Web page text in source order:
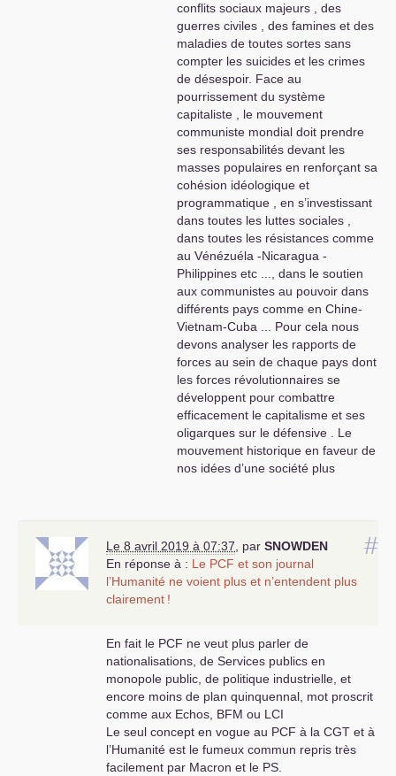
conflits sociaux majeurs , des
guerres civiles , des famines et des
maladies de toutes sortes sans
compter les suicides et les crimes
de désespoir. Face au
pourrissement du système
capitaliste , le mouvement
communiste mondial doit prendre
ses responsabilités devant les
masses populaires en renforçant sa
cohésion idéologique et
programmatique , en s’investissant
dans toutes les luttes sociales ,
dans toutes les résistances comme
au Vénézuéla -Nicaragua -
Philippines etc ..., dans le soutien
aux communistes au pouvoir dans
différents pays comme en Chine-
Vietnam-Cuba ... Pour cela nous
devons analyser les rapports de
forces au sein de chaque pays dont
les forces révolutionnaires se
développent pour combattre
efficacement le capitalisme et ses
oligarques sur le défensive . Le
mouvement historique en faveur de
nos idées d’une société plus
corrompus et violents . Le militant
communiste est l’apôtre
d’aujourd’hui et il doit en être fier
alors que le bourgeois se ratatine
soyons optimiste pour les nouvelles
générations qui se « bougent
travers le climat , les gilets jaunes ,
les conflits sanglants du Moyen-
Orient et de l’Afrique , de l’Algérie et
même aux Etats-Unis face au
Fasciste twittérisé Trump ....
#
Le 8 avril 2019 à 07:37, par SNOWDEN
En réponse à : Le PCF et son journal
l’Humanité ne voient plus et n’entendent plus
clairement !
En fait le PCF ne veut plus parler de
nationalisations, de Services publics en
monopole public, de politique industrielle, et
encore moins de plan quinquennal, mot proscrit
comme aux Echos, BFM ou LCI
Le seul concept en vogue au PCF à la CGT et à
l’Humanité est le fumeux commun repris très
facilement par Macron et le PS.